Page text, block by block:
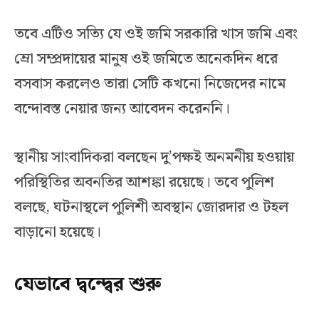
তবে এটিও সত্যি যে ওই জমি সরকারি খাস জমি এবং
ম্রো সম্প্রদায়ের মানুষ ওই জমিতে অনেকদিন ধরে
বসবাস করলেও তারা সেটি কখনো নিজেদের নামে
বন্দোবস্ত নেয়ার জন্য আবেদন করেননি।
স্থানীয় সাংবাদিকরা বলছেন দু’পক্ষই অনমনীয় হওয়ায়
পরিস্থিতির অবনতির আশঙ্কা রয়েছে। তবে পুলিশ
বলছে, ঘটনাস্থলে পুলিশী অবস্থান জোরদার ও টহল
বাড়ানো হয়েছে।
যেভাবে দ্বন্দ্বের শুরু